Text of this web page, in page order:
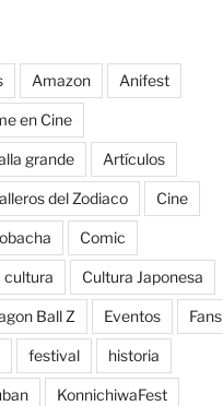
Amazon Anifest
en Cine
grande Artículos
del Zodiaco Cine
Comic
cultura Cultura Japonesa
Ball Z Eventos Fans
festival historia
KonnichiwaFest